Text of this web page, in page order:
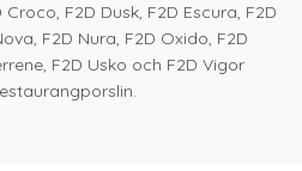
Croco, F2D Dusk, F2D Escura, F2D
F2D Nura, F2D Oxido, F2D
F2D Usko och F2D Vigor